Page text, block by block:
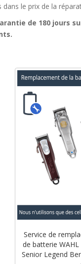
dans le prix de la
de 180 jours
Service de
de batterie
Senior Legend